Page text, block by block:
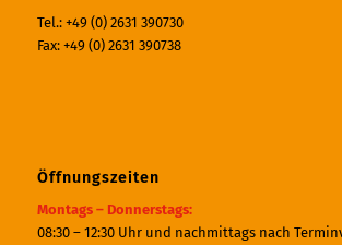
Tel.: +49 (0) 2631 390730
Fax: +49 (0) 2631 390738
Öffnungszeiten
Montags – Donnerstags:
08:30 – 12:30 Uhr und nachmittags nach